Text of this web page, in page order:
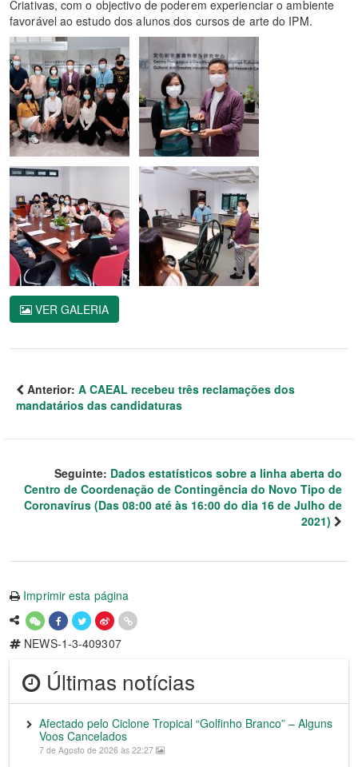
Criativas, com o objectivo de poderem experienciar o ambiente
favorável ao estudo dos alunos dos cursos de arte do IPM.
VER GALERIA
Anterior: A CAEAL recebeu três reclamações dos
mandatários das candidaturas
Seguinte: Dados estatísticos sobre a linha aberta do
Centro de Coordenação de Contingência do Novo Tipo de
Coronavírus (Das 08:00 até às 16:00 do dia 16 de Julho de
2021)
Imprimir esta página
NEWS-1-3-409307
Últimas notícias
Afectado pelo Ciclone Tropical “Golfinho Branco” – Alguns
Voos Cancelados
7 de Agosto de 2026 às 22:27